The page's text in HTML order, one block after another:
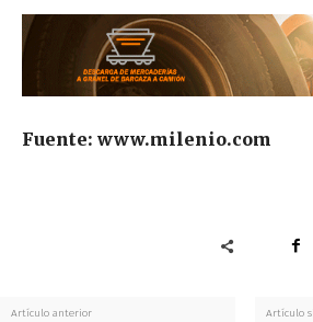
Fuente: www.milenio.com
Artículo anterior Artículo